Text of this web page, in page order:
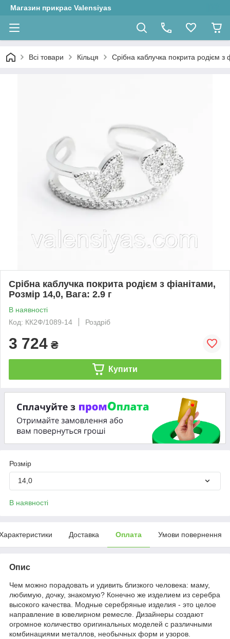
Магазин прикрас Valensiyas
Всі товари Кільця Срібна каблучка покрита родієм з
Срібна каблучка покрита родієм з фіанітами,
Розмір 14,0, Вага: 2.9 г
В наявності
Код: КК2Ф/1089-14
Роздріб
3 724 ₴
Купити
Розмір
14,0
В наявності
Доставка Оплата Умови повернення
Опис
Чем можно порадовать и удивить близкого человека: маму,
любимую, дочку, знакомую? Конечно же изделием из серебра
высокого качества. Модные серебряные изделия - это целое
направление в ювелирном ремесле. Дизайнеры создают
огромное количество оригинальных моделей с различными
комбинациями металлов, необычных форм и узоров.